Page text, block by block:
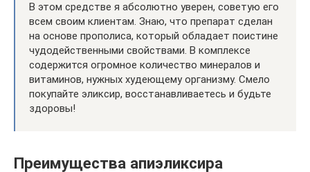
В этом средстве я абсолютно уверен, советую его
всем своим клиентам. Знаю, что препарат сделан
на основе прополиса, который обладает поистине
чудодейственными свойствами. В комплексе
содержится огромное количество минералов и
витаминов, нужных худеющему организму. Смело
покупайте эликсир, восстанавливаетесь и будьте
здоровы!
Преимущества апиэликсира